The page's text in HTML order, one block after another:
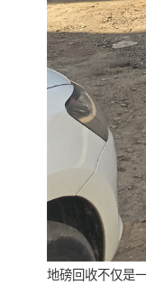
地磅回收不仅是